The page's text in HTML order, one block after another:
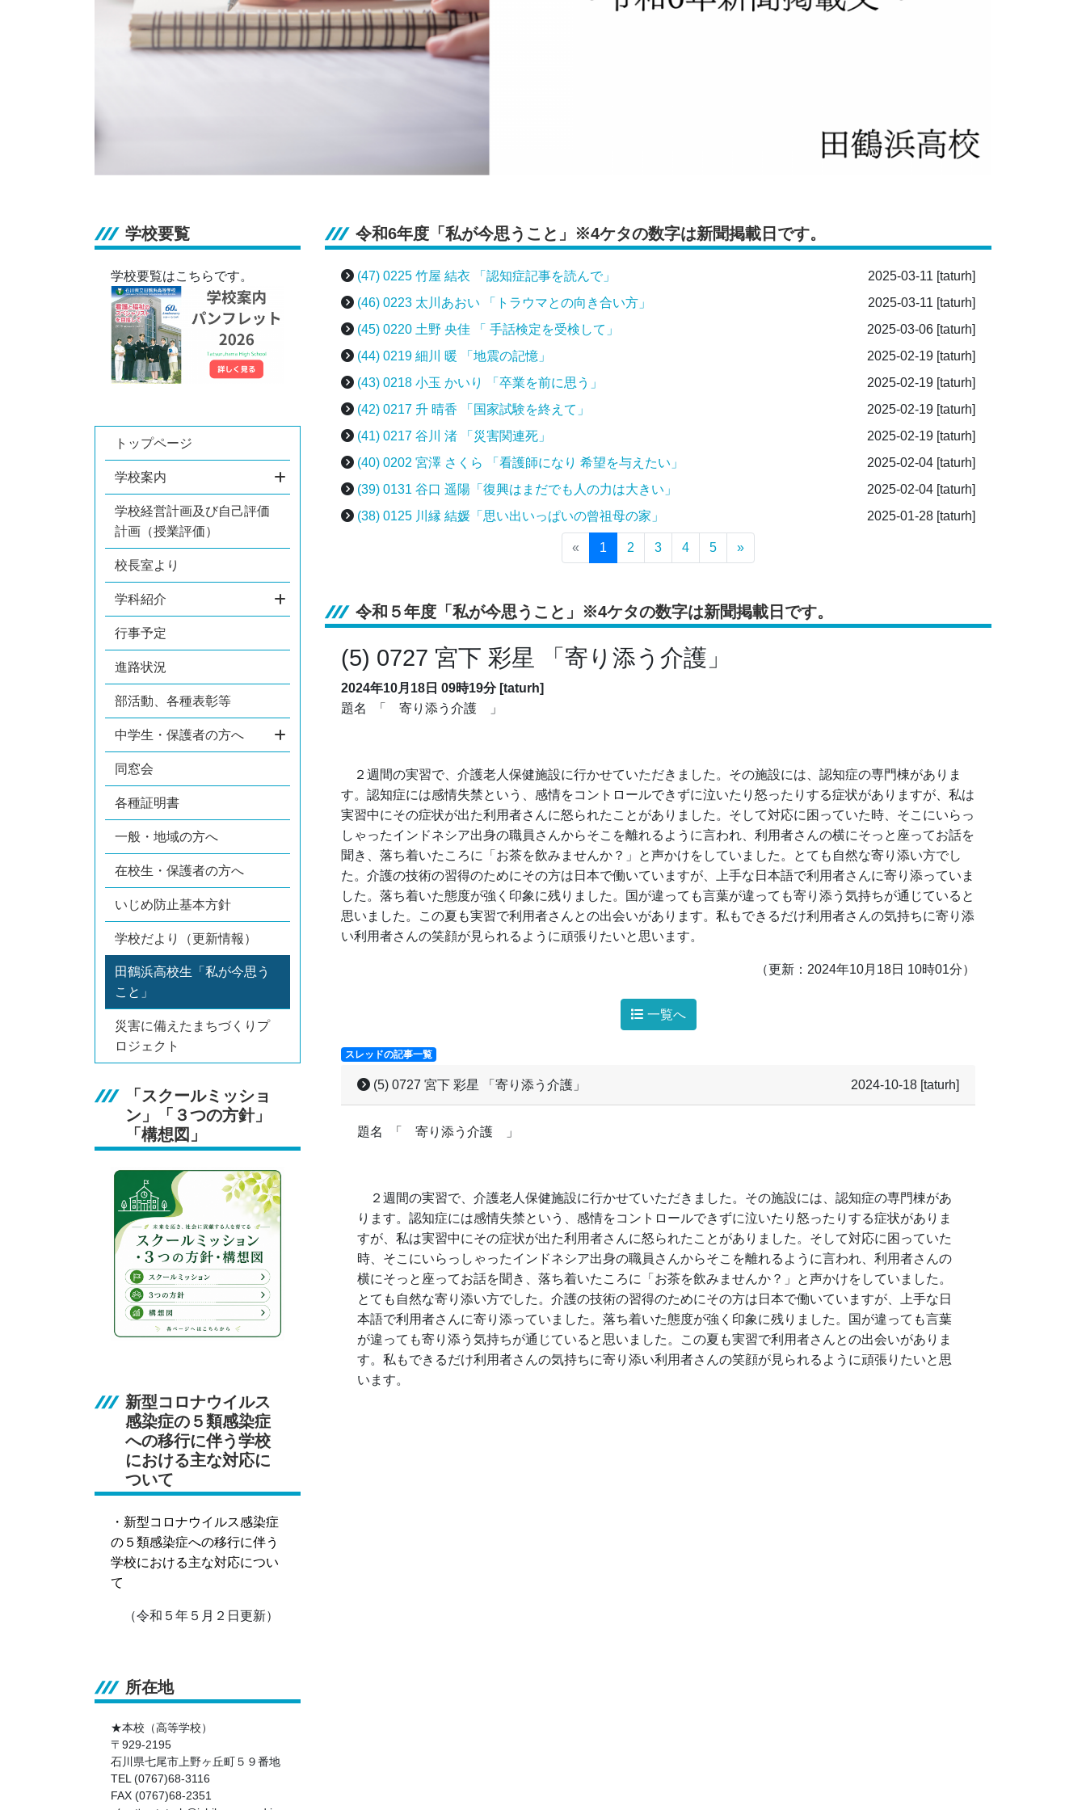
学校要覧
学校要覧はこちらです。
トップページ
学校案内
学校経営計画及び自己評価
計画（授業評価）
校長室より
学科紹介
行事予定
進路状況
部活動、各種表彰等
中学生・保護者の方へ
同窓会
各種証明書
一般・地域の方へ
在校生・保護者の方へ
いじめ防止基本方針
学校だより（更新情報）
田鶴浜高校生「私が今思う
こと」
災害に備えたまちづくりプ
ロジェクト
「スクールミッショ
ン」「３つの方針」
「構想図」
新型コロナウイルス
感染症の５類感染症
への移行に伴う学校
における主な対応に
ついて
・ 新型コロナウイルス感染症
の５類感染症への移行に伴う
学校における主な対応につい
て
（令和５年５月２日更新）
所在地
★本校（高等学校）
〒929-2195
石川県七尾市上野ヶ丘町５９番地
TEL (0767)68-3116
FAX (0767)68-2351
令和6年度「私が今思うこと」※4ケタの数字は新聞掲載日です。
(47) 0225 竹屋 結衣 「認知症記事を読んで」 2025-03-11 [taturh]
(46) 0223 太川あおい 「トラウマとの向き合い方」
2025-03-11 [taturh]
(45) 0220 土野 央佳 「 手話検定を受検して」
2025-03-06 [taturh]
(44) 0219 細川 暖 「地震の記憶」
2025-02-19 [taturh]
(43) 0218 小玉 かいり 「卒業を前に思う」
2025-02-19 [taturh]
(42) 0217 升 晴香 「国家試験を終えて」
2025-02-19 [taturh]
(41) 0217 谷川 渚 「災害関連死」
2025-02-19 [taturh]
(40) 0202 宮澤 さくら 「看護師になり 希望を与えたい」
2025-02-04 [taturh]
(39) 0131 谷口 遥陽「復興はまだでも人の力は大きい」
2025-02-04 [taturh]
(38) 0125 川縁 結媛「思い出いっぱいの曾祖母の家」
2025-01-28 [taturh]
« 1 2 3 4 5 »
令和５年度「私が今思うこと」※4ケタの数字は新聞掲載日です。
(5) 0727 宮下 彩星 「寄り添う介護」
2024年10月18日 09時19分 [taturh]
題名 「 寄り添う介護 」
２週間の実習で、介護老人保健施設に行かせていただきました。その施設には、認知症の専門棟がありま
す。認知症には感情失禁という、感情をコントロールできずに泣いたり怒ったりする症状がありますが、私は
実習中にその症状が出た利用者さんに怒られたことがありました。そして対応に困っていた時、そこにいらっ
しゃったインドネシア出身の職員さんからそこを離れるように言われ、利用者さんの横にそっと座ってお話を
聞き、落ち着いたころに「お茶を飲みませんか？」と声かけをしていました。とても自然な寄り添い方でし
た。介護の技術の習得のためにその方は日本で働いていますが、上手な日本語で利用者さんに寄り添っていま
した。落ち着いた態度が強く印象に残りました。国が違っても言葉が違っても寄り添う気持ちが通じていると
思いました。この夏も実習で利用者さんとの出会いがあります。私もできるだけ利用者さんの気持ちに寄り添
い利用者さんの笑顔が見られるように頑張りたいと思います。
（更新：2024年10月18日 10時01分）
一覧へ
スレッドの記事一覧
(5) 0727 宮下 彩星 「寄り添う介護」 2024-10-18 [taturh]
題名 「 寄り添う介護 」
２週間の実習で、介護老人保健施設に行かせていただきました。その施設には、認知症の専門棟があ
ります。認知症には感情失禁という、感情をコントロールできずに泣いたり怒ったりする症状がありま
すが、私は実習中にその症状が出た利用者さんに怒られたことがありました。そして対応に困っていた
時、そこにいらっしゃったインドネシア出身の職員さんからそこを離れるように言われ、利用者さんの
横にそっと座ってお話を聞き、落ち着いたころに「お茶を飲みませんか？」と声かけをしていました。
とても自然な寄り添い方でした。介護の技術の習得のためにその方は日本で働いていますが、上手な日
本語で利用者さんに寄り添っていました。落ち着いた態度が強く印象に残りました。国が違っても言葉
が違っても寄り添う気持ちが通じていると思いました。この夏も実習で利用者さんとの出会いがありま
す。私もできるだけ利用者さんの気持ちに寄り添い利用者さんの笑顔が見られるように頑張りたいと思
います。